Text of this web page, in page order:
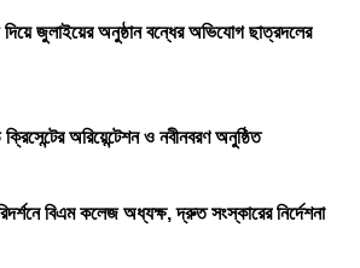
জুলাইয়ের অনুষ্ঠান বন্ধের অভিযোগ ছাত্রদলের
অরিয়েন্টেশন ও নবীনবরণ অনুষ্ঠিত
বিএম কলেজ অধ্যক্ষ, দ্রুত সংস্কারের নির্দেশনা